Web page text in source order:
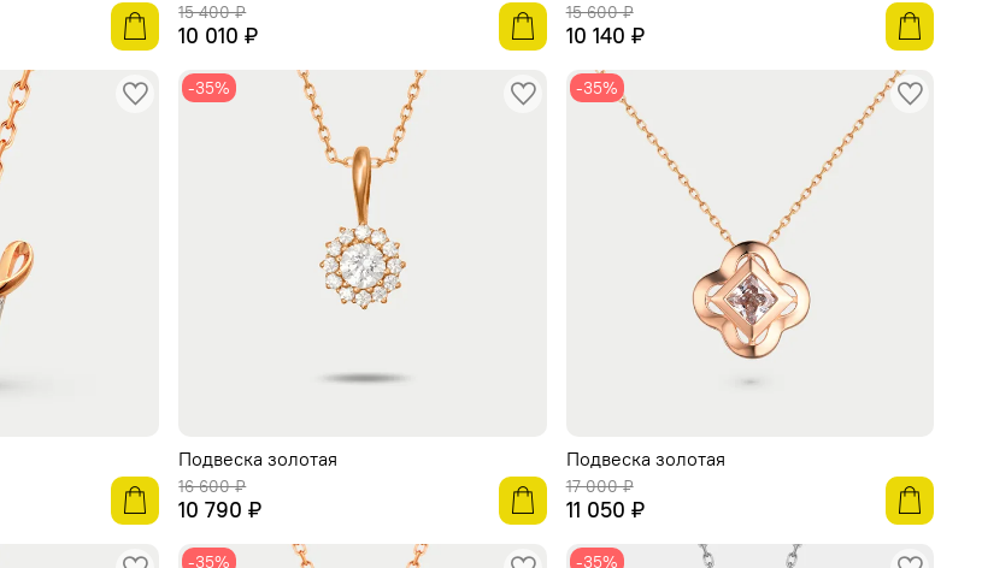
15 400 ₽
10 010 ₽
15 600 ₽
10 140 ₽
-35%
Подвеска золотая
16 600 ₽
10 790 ₽
-35%
Подвеска золотая
17 000 ₽
11 050 ₽
-35% -35%